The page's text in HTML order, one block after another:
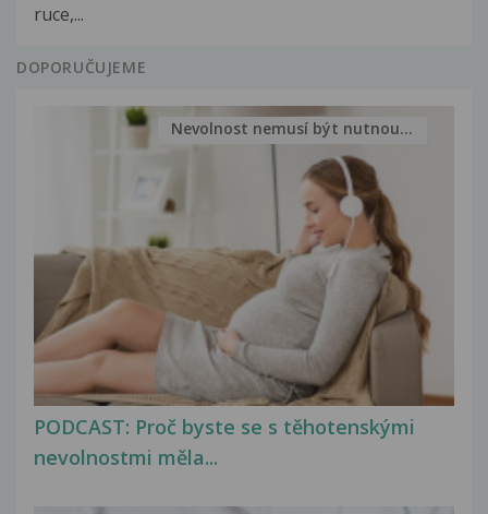
ruce,...
DOPORUČUJEME
PODCAST: Proč byste se s těhotenskými
nevolnostmi měla...
Nevolnost nemusí být nutnou...